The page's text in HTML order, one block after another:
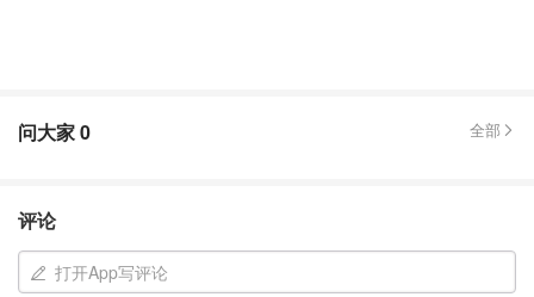
问大家0 全部
评论
打开App写评论